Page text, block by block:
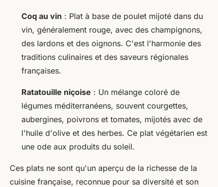
Coq au vin : Plat à base de poulet mijoté dans du
vin, généralement rouge, avec des champignons,
des lardons et des oignons. C'est l'harmonie des
traditions culinaires et des saveurs régionales
françaises.
Ratatouille niçoise : Un mélange coloré de
légumes méditerranéens, souvent courgettes,
aubergines, poivrons et tomates, mijotés avec de
l'huile d'olive et des herbes. Ce plat végétarien est
une ode aux produits du soleil.
Ces plats ne sont qu'un aperçu de la richesse de la
cuisine française, reconnue pour sa diversité et son